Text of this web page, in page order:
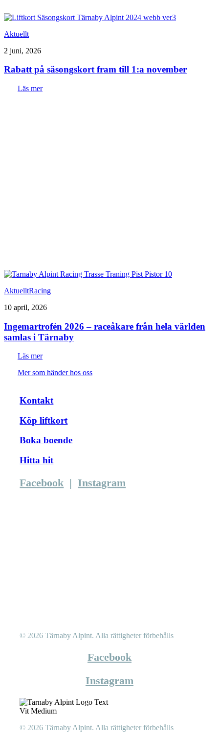
Aktuellt
2 juni, 2026
Rabatt på säsongskort fram till 1:a november
Läs mer
AktuelltRacing
10 april, 2026
Ingemartrofén 2026 – raceåkare från hela världen
samlas i Tärnaby
Läs mer
Mer som händer hos oss
Kontakt
Köp liftkort
Boka boende
Hitta hit
Facebook |Instagram
© 2026 Tärnaby Alpint. Alla rättigheter förbehålls
Facebook
Instagram
© 2026 Tärnaby Alpint. Alla rättigheter förbehålls